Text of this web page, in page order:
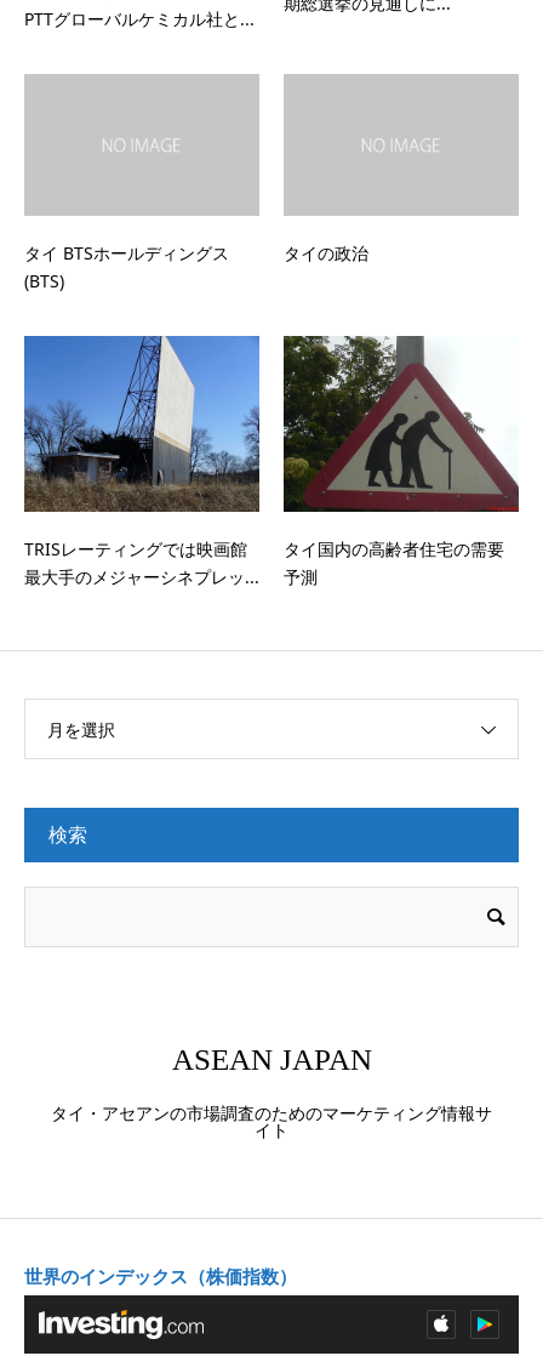
PTTグローバルケミカル社と...
タイ BTSホールディングス
(BTS)
タイの政治
TRISレーティングでは映画館
最大手のメジャーシネプレッ...
タイ国内の高齢者住宅の需要
予測
月を選択
検索
ASEAN JAPAN
タイ・アセアンの市場調査のためのマーケティング情報サ
イト
世界のインデックス（株価指数）